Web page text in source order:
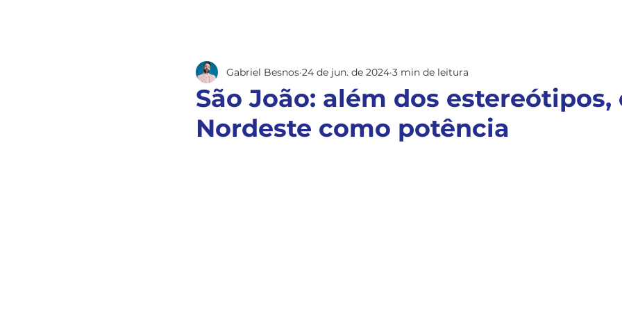
São João: além dos estereótipos,
Nordeste como potência
Gabriel Besnos 24 de jun. de 2024 3 min de leitura